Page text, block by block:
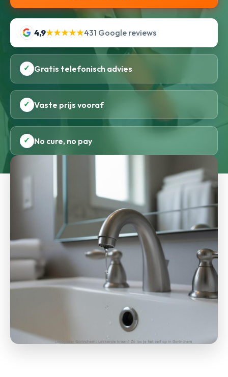
4,9★★★★★431 Google reviews
✓ Gratis telefonisch advies
✓ Vaste prijs vooraf
✓ No cure, no pay